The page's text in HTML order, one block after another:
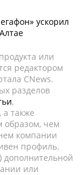
ускорил
или
редактором
CNews.
разделов
,
также
образом, чем
компании
профиль.
или